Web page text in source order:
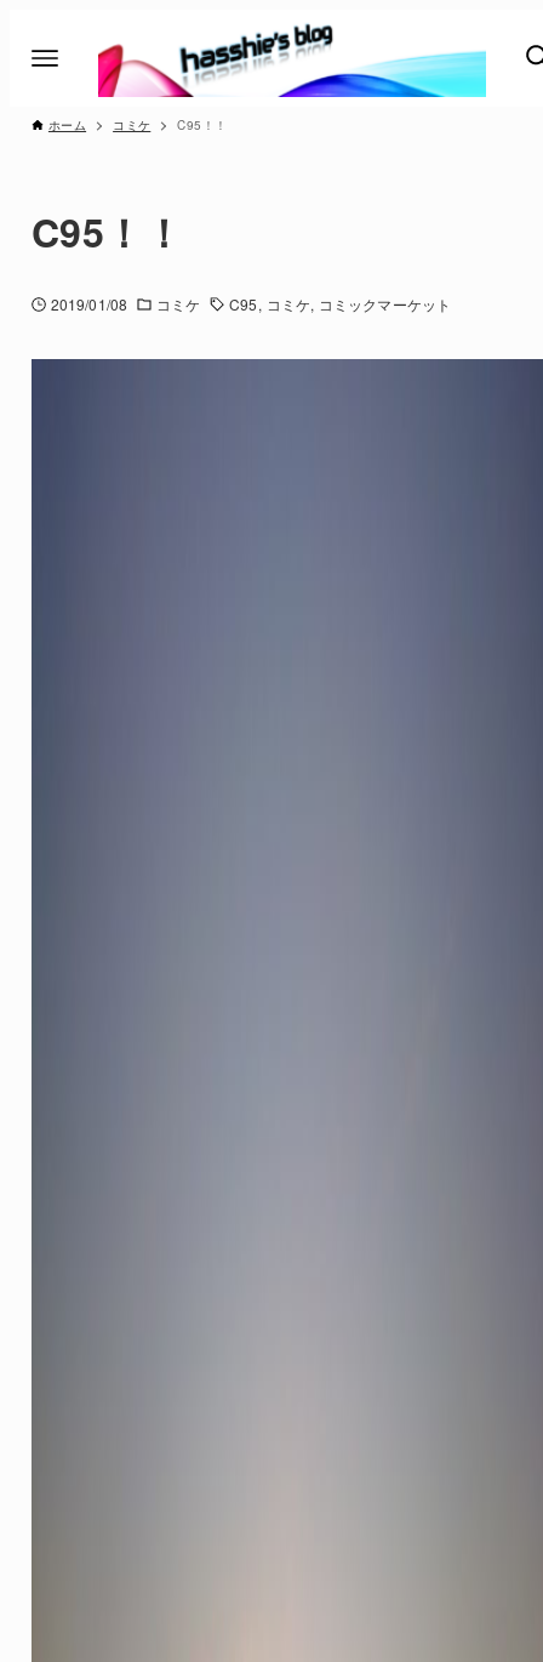
ホーム コミケ C95！！
C95！！
2019/01/08 コミケ C95 コミケ コミックマーケット